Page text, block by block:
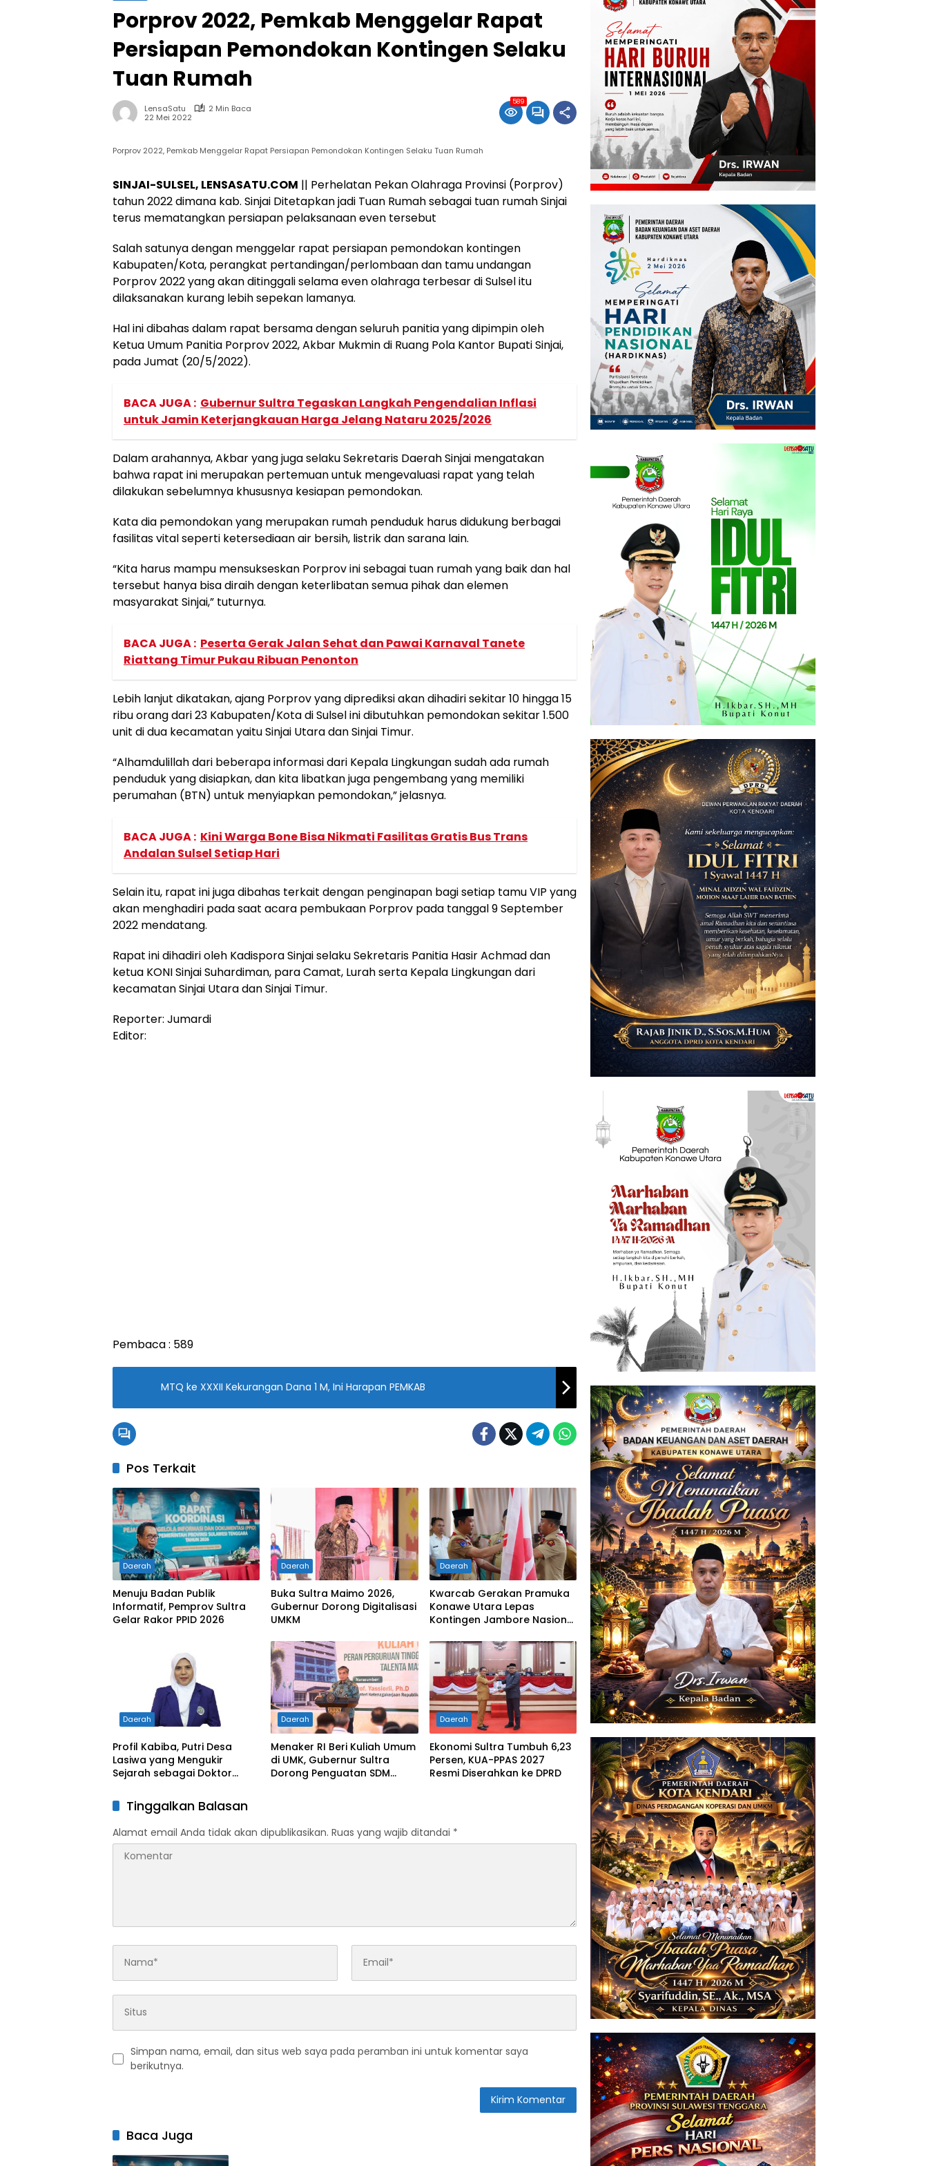
Porprov 2022, Pemkab Menggelar Rapat
Persiapan Pemondokan Kontingen Selaku
Tuan Rumah
LensaSatu
2 Min Baca
22 Mei 2022
589
Porprov 2022, Pemkab Menggelar Rapat Persiapan Pemondokan Kontingen Selaku Tuan Rumah
SINJAI-SULSEL, LENSASATU.COM || Perhelatan Pekan Olahraga Provinsi (Porprov)
tahun 2022 dimana kab. Sinjai Ditetapkan jadi Tuan Rumah sebagai tuan rumah Sinjai
terus mematangkan persiapan pelaksanaan even tersebut
Salah satunya dengan menggelar rapat persiapan pemondokan kontingen
Kabupaten/Kota, perangkat pertandingan/perlombaan dan tamu undangan
Porprov 2022 yang akan ditinggali selama even olahraga terbesar di Sulsel itu
dilaksanakan kurang lebih sepekan lamanya.
Hal ini dibahas dalam rapat bersama dengan seluruh panitia yang dipimpin oleh
Ketua Umum Panitia Porprov 2022, Akbar Mukmin di Ruang Pola Kantor Bupati Sinjai,
pada Jumat (20/5/2022).
BACA JUGA : Gubernur Sultra Tegaskan Langkah Pengendalian Inflasi
untuk Jamin Keterjangkauan Harga Jelang Nataru 2025/2026
Dalam arahannya, Akbar yang juga selaku Sekretaris Daerah Sinjai mengatakan
bahwa rapat ini merupakan pertemuan untuk mengevaluasi rapat yang telah
dilakukan sebelumnya khususnya kesiapan pemondokan.
Kata dia pemondokan yang merupakan rumah penduduk harus didukung berbagai
fasilitas vital seperti ketersediaan air bersih, listrik dan sarana lain.
“Kita harus mampu mensukseskan Porprov ini sebagai tuan rumah yang baik dan hal
tersebut hanya bisa diraih dengan keterlibatan semua pihak dan elemen
masyarakat Sinjai,” tuturnya.
BACA JUGA : Peserta Gerak Jalan Sehat dan Pawai Karnaval Tanete
Riattang Timur Pukau Ribuan Penonton
Lebih lanjut dikatakan, ajang Porprov yang diprediksi akan dihadiri sekitar 10 hingga 15
ribu orang dari 23 Kabupaten/Kota di Sulsel ini dibutuhkan pemondokan sekitar 1.500
unit di dua kecamatan yaitu Sinjai Utara dan Sinjai Timur.
“Alhamdulillah dari beberapa informasi dari Kepala Lingkungan sudah ada rumah
penduduk yang disiapkan, dan kita libatkan juga pengembang yang memiliki
perumahan (BTN) untuk menyiapkan pemondokan,” jelasnya.
BACA JUGA : Kini Warga Bone Bisa Nikmati Fasilitas Gratis Bus Trans
Andalan Sulsel Setiap Hari
Selain itu, rapat ini juga dibahas terkait dengan penginapan bagi setiap tamu VIP yang
akan menghadiri pada saat acara pembukaan Porprov pada tanggal 9 September
2022 mendatang.
Rapat ini dihadiri oleh Kadispora Sinjai selaku Sekretaris Panitia Hasir Achmad dan
ketua KONI Sinjai Suhardiman, para Camat, Lurah serta Kepala Lingkungan dari
kecamatan Sinjai Utara dan Sinjai Timur.
Reporter: Jumardi
Editor:
Pembaca : 589
MTQ ke XXXII Kekurangan Dana 1 M, Ini Harapan PEMKAB
Pos Terkait
Daerah
Menuju Badan Publik
Informatif, Pemprov Sultra
Gelar Rakor PPID 2026
Daerah
Buka Sultra Maimo 2026,
Gubernur Dorong Digitalisasi
UMKM
Daerah
Kwarcab Gerakan Pramuka
Konawe Utara Lepas
Kontingen Jambore Nasional
Tunjukkan Karakter Generasi
Muda Konut yang Disiplin
dan Berprestasi
Daerah
Profil Kabiba, Putri Desa
Lasiwa yang Mengukir
Sejarah sebagai Doktor
Kelahirannya
Daerah
Menaker RI Beri Kuliah Umum
di UMK, Gubernur Sultra
Dorong Penguatan SDM
Daerah
Ekonomi Sultra Tumbuh 6,23
Persen, KUA-PPAS 2027
Resmi Diserahkan ke DPRD
Tinggalkan Balasan
Alamat email Anda tidak akan dipublikasikan. Ruas yang wajib ditandai *
Simpan nama, email, dan situs web saya pada peramban ini untuk komentar saya
berikutnya.
Baca Juga